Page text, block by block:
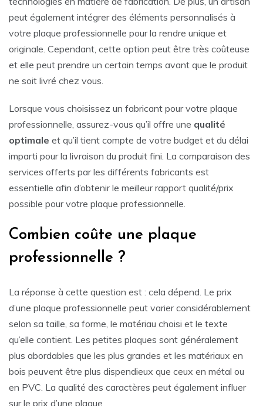
peut également intégrer des éléments personnalisés à
votre plaque professionnelle pour la rendre unique et
originale. Cependant, cette option peut être très coûteuse
et elle peut prendre un certain temps avant que le produit
ne soit livré chez vous.
Lorsque vous choisissez un fabricant pour votre plaque
professionnelle, assurez-vous qu’il offre une qualité
optimale et qu’il tient compte de votre budget et du délai
imparti pour la livraison du produit fini. La comparaison des
services offerts par les différents fabricants est
essentielle afin d’obtenir le meilleur rapport qualité/prix
possible pour votre plaque professionnelle.
Combien coûte une plaque
professionnelle ?
La réponse à cette question est : cela dépend. Le prix
d’une plaque professionnelle peut varier considérablement
selon sa taille, sa forme, le matériau choisi et le texte
qu’elle contient. Les petites plaques sont généralement
plus abordables que les plus grandes et les matériaux en
bois peuvent être plus dispendieux que ceux en métal ou
en PVC. La qualité des caractères peut également influer
sur le prix d’une plaque.